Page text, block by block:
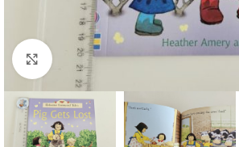
Faceți click pentru a mări